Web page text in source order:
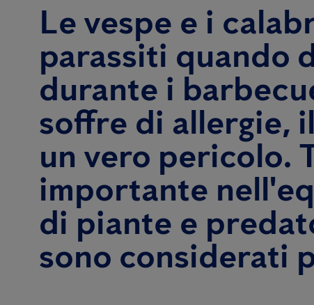
Le vespe e i
parassiti quando
durante i
soffre di allergie,
un vero pericolo.
importante
di piante e
sono considerati